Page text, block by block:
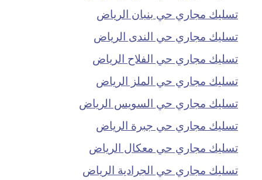
تسليك مجاري حي بنبان الرياض
تسليك مجاري حي الندى الرياض
تسليك مجاري حي الفلاح الرياض
تسليك مجاري حي الملز الرياض
تسليك مجاري حي السويس الرياض
تسليك مجاري حي جبرة الرياض
تسليك مجاري حي معكال الرياض
تسليك مجاري حي الجرادية الرياض